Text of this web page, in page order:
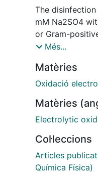
The
mM Na2SO4
or Gram-
diamond (BDD)
the trials were
eminently
both media
after 60 min of
chlorine-free
kinetics were
Més...
Matèries
Oxidació
Matèries
Electrolytic
Col·leccions
Articles
Química Física)